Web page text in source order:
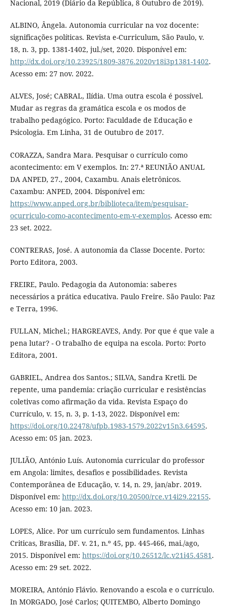
Nacional, 2019 (Diário da República, 8 Outubro de 2019).
ALBINO, Ângela. Autonomia curricular na voz docente:
significações políticas. Revista e-Curriculum, São Paulo, v.
18, n. 3, pp. 1381-1402, jul./set, 2020. Disponível em:
http://dx.doi.org/10.23925/1809-3876.2020v18i3p1381-1402.
Acesso em: 27 nov. 2022.
ALVES, José; CABRAL, Ilídia. Uma outra escola é possível.
Mudar as regras da gramática escola e os modos de
trabalho pedagógico. Porto: Faculdade de Educação e
Psicologia. Em Linha, 31 de Outubro de 2017.
CORAZZA, Sandra Mara. Pesquisar o currículo como
acontecimento: em V exemplos. In: 27.ª REUNIÃO ANUAL
DA ANPED, 27., 2004, Caxambu. Anais eletrônicos.
Caxambu: ANPED, 2004. Disponível em:
https://www.anped.org.br/biblioteca/item/pesquisar-
ocurriculo-como-acontecimento-em-v-exemplos. Acesso em:
23 set. 2022.
CONTRERAS, José. A autonomia da Classe Docente. Porto:
Porto Editora, 2003.
FREIRE, Paulo. Pedagogia da Autonomia: saberes
necessários a prática educativa. Paulo Freire. São Paulo: Paz
e Terra, 1996.
FULLAN, Michel.; HARGREAVES, Andy. Por que é que vale a
pena lutar? - O trabalho de equipa na escola. Porto: Porto
Editora, 2001.
GABRIEL, Andrea dos Santos.; SILVA, Sandra Kretli. De
repente, uma pandemia: criação curricular e resistências
coletivas como afirmação da vida. Revista Espaço do
Currículo, v. 15, n. 3, p. 1-13, 2022. Disponível em:
https://doi.org/10.22478/ufpb.1983-1579.2022v15n3.64595.
Acesso em: 05 jan. 2023.
JULIÃO, António Luís. Autonomia curricular do professor
em Angola: limites, desafios e possibilidades. Revista
Contemporânea de Educação, v. 14, n. 29, jan/abr. 2019.
Disponível em: http://dx.doi.org/10.20500/rce.v14i29.22155.
Acesso em: 10 jan. 2023.
LOPES, Alice. Por um currículo sem fundamentos. Linhas
Criticas, Brasília, DF. v. 21, n.º 45, pp. 445-466, mai./ago,
2015. Disponível em: https://doi.org/10.26512/lc.v21i45.4581 .
Acesso em: 29 set. 2022.
MOREIRA, António Flávio. Renovando a escola e o currículo.
In MORGADO, José Carlos; QUITEMBO, Alberto Domingo